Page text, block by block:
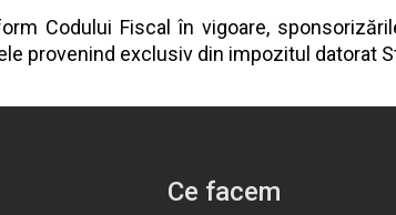
Codului Fiscal în vigoare,
provenind exclusiv din impozitul datorat
Ce facem